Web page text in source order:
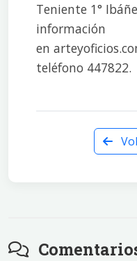
Teniente 1°
información
en
teléfono 447822.